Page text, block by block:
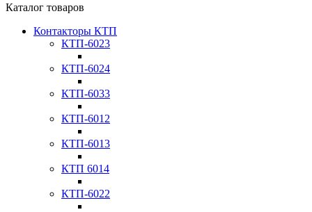
Каталог товаров
Контакторы КТП
КТП-6023
КТП-6024
КТП-6033
КТП-6012
КТП-6013
КТП 6014
КТП-6022